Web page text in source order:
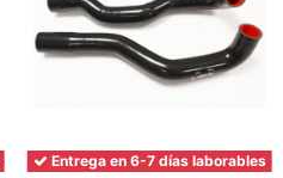
Entrega en 6-7 días laborables